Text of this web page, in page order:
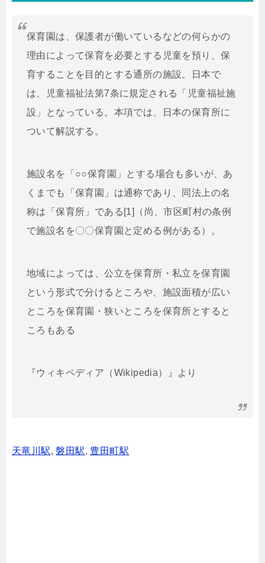
保育園は、保護者が働いているなどの何らかの
理由によって保育を必要とする児童を預り、保
育することを目的とする通所の施設。日本で
は、児童福祉法第7条に規定される「児童福祉施
設」となっている。本項では、日本の保育所に
ついて解説する。
施設名を「○○保育園」とする場合も多いが、あ
くまでも「保育園」は通称であり、同法上の名
称は「保育所」である[1]（尚、市区町村の条例
で施設名を〇〇保育園と定める例がある）。
地域によっては、公立を保育所・私立を保育園
という形式で分けるところや、施設面積が広い
ところを保育園・狭いところを保育所とすると
ころもある
『ウィキペディア（Wikipedia）』より
天竜川駅,磐田駅, 豊田町駅